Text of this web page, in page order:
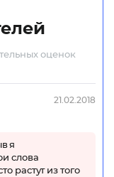
оценок
21.02.2018
я
слова
растут из того